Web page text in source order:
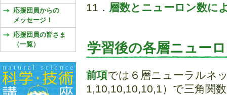
11． 層数とニューロン数に
学習後の各層ニュー
前項では６層ニューラルネ
1,10,10,10,10,1）で三角関
応援団員からの
メッセージ！
応援団員の皆さま
（一覧）